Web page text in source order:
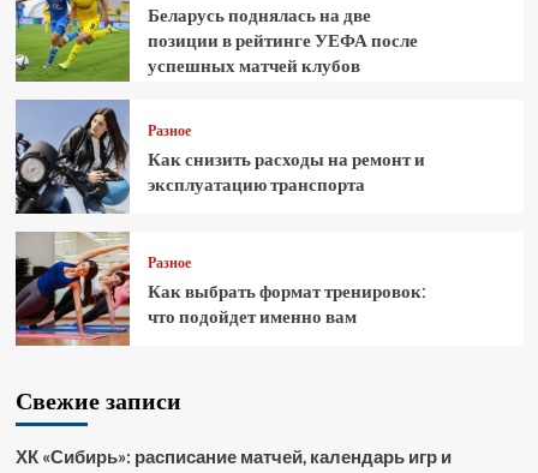
Беларусь поднялась на две
позиции в рейтинге УЕФА после
успешных матчей клубов
Разное
Как снизить расходы на ремонт и
эксплуатацию транспорта
Разное
Как выбрать формат тренировок:
что подойдет именно вам
Свежие записи
ХК «Сибирь»: расписание матчей, календарь игр и